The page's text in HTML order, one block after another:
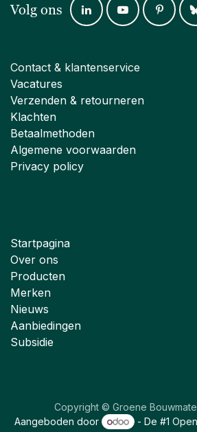
Volg ons
Contact & klantenservice
Vacatures
Verzenden & retourneren
Klachten
Betaalmethoden
Algemene voorwaarden
Privacy policy
Startpagina
Over ons
Producten
Merken
Nieuws
Aanbiedingen
Subsidie
Copyright © Groene
Aangeboden door
- De #1